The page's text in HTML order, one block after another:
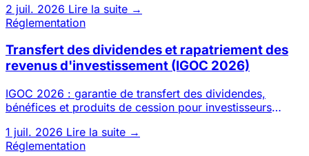
2 juil. 2026 Lire la suite →
Réglementation
Transfert des dividendes et rapatriement des
revenus d'investissement (IGOC 2026)
IGOC 2026 : garantie de transfert des dividendes,
bénéfices et produits de cession pour investisseurs
1 juil. 2026 Lire la suite →
Réglementation